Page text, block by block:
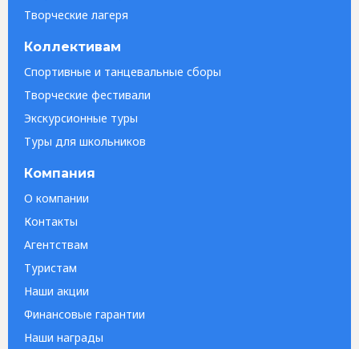
Творческие лагеря
Коллективам
Спортивные и танцевальные сборы
Творческие фестивали
Экскурсионные туры
Туры для школьников
Компания
О компании
Контакты
Агентствам
Туристам
Наши акции
Финансовые гарантии
Наши награды